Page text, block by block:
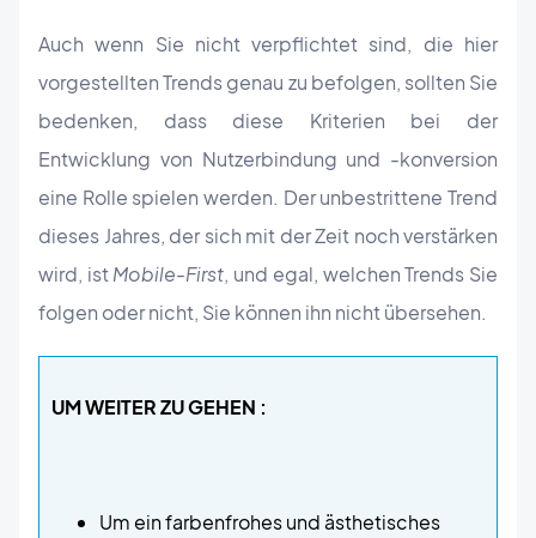
Auch wenn Sie nicht verpflichtet sind, die hier
vorgestellten Trends genau zu befolgen, sollten Sie
bedenken, dass diese Kriterien bei der
Entwicklung von Nutzerbindung und -konversion
eine Rolle spielen werden. Der unbestrittene Trend
dieses Jahres, der sich mit der Zeit noch verstärken
wird, istMobile-First, und egal, welchen Trends Sie
folgen oder nicht, Sie können ihn nicht übersehen.
UM WEITER ZU GEHEN :
Um ein farbenfrohes und ästhetisches